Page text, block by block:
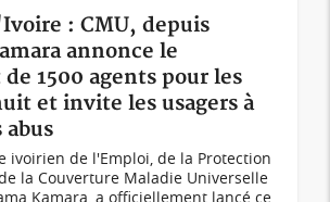
: CMU, depuis
annonce le
1500 agents pour les
et invite les usagers à
ivoirien de l'Emploi, de la Protection
la Couverture Maladie Universelle
Kamara, a officiellement lancé ce